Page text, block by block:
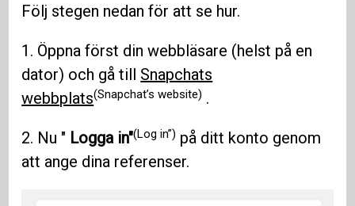
Följ stegen nedan för att se hur.
1. Öppna först din webbläsare (helst på en
dator) och gå till Snapchats
webbplats(Snapchat’s website) .
2. Nu " Logga in"(Log in”) på ditt konto genom
att ange dina referenser.